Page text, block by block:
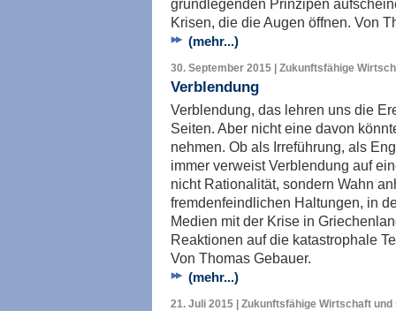
grundlegenden Prinzipen
Krisen, die die Augen öffnen. Von
(mehr...)
30. September 2015 | Zukunftsfähige
Verblendung
Verblendung, das lehren uns die
Seiten. Aber nicht eine davon
nehmen. Ob als Irreführung, als
immer verweist Verblendung auf
nicht Rationalität, sondern Wahn
fremdenfeindlichen Haltungen, in
Medien mit der Krise in
Reaktionen auf die katastrophale
Von Thomas Gebauer.
(mehr...)
21. Juli 2015 | Zukunftsfähige Wirtschaft